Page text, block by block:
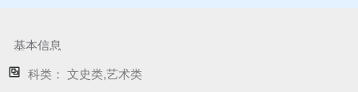
基本信息
科类： 文史类,艺术类